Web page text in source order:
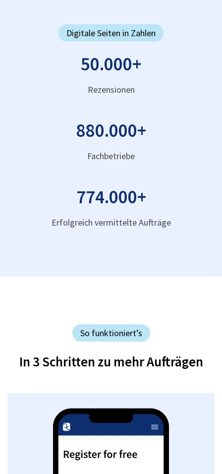
Digitale Seiten in Zahlen
50.000+
Rezensionen
880.000+
Fachbetriebe
774.000+
Erfolgreich vermittelte Aufträge
So funktioniert’s
In 3 Schritten zu mehr Aufträgen